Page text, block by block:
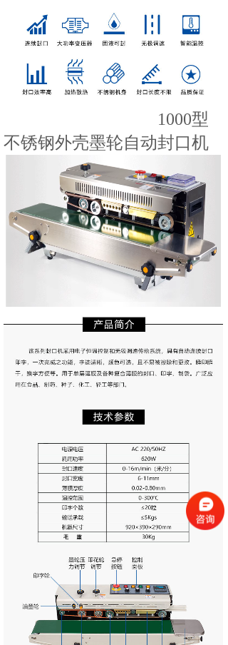
1000型
不锈钢外壳墨轮自动封口机